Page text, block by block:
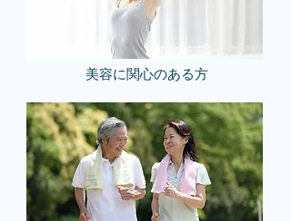
​美容に関心のある方​